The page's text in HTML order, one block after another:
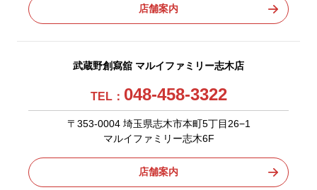
店舗案内
武蔵野創寫舘 マルイファミリー志木店
TEL： 048-458-3322
〒353-0004 埼玉県志木市本町5丁目26−1
マルイファミリー志木6F
店舗案内